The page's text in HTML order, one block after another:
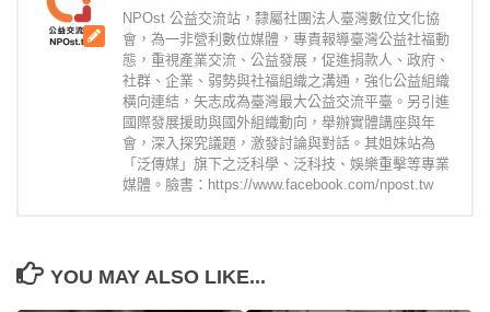
NPOst 公益交流站，隸屬社團法人臺灣數位文化協
會，為一非營利數位媒體，專責報導臺灣公益社福動
態，重視產業交流、公益發展，促進捐款人、政府、
社群、企業、弱勢與社福組織之溝通，強化公益組織
橫向連結，矢志成為臺灣最大公益交流平臺。另引進
國際發展援助與國外組織動向，舉辦實體講座與年
會，深入探究議題，激發討論與對話。其姐妹站為
「泛傳媒」旗下之泛科學、泛科技、娛樂重擊等專業
媒體。臉書：https://www.facebook.com/npost.tw
YOU MAY ALSO LIKE...